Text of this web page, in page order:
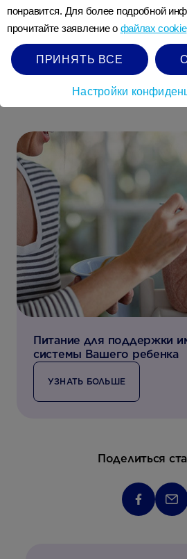
Растите их готовыми к
сильным иммунитетом
УЗНАТЬ БОЛЬШЕ
Питание для поддержки
системы Вашего ребенка
УЗНАТЬ БОЛЬШЕ
Поделиться
понравится. Для более подробной
прочитайте заявление о файлах cookie
ПРИНЯТЬ ВСЕ
Настройки